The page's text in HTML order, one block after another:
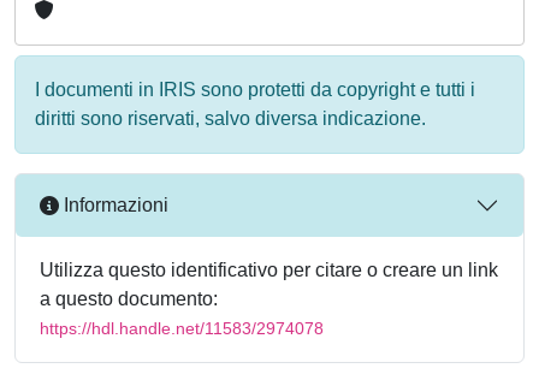
I documenti in IRIS sono protetti da copyright e tutti i
diritti sono riservati, salvo diversa indicazione.
Informazioni
Utilizza questo identificativo per citare o creare un link
a questo documento:
https://hdl.handle.net/11583/2974078